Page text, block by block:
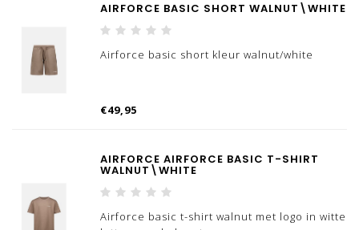
AIRFORCE BASIC SHORT WALNUT\WHITE
Airforce basic short kleur walnut/white
€49,95
AIRFORCE AIRFORCE BASIC T-SHIRT
WALNUT\WHITE
Airforce basic t-shirt walnut met logo in witte